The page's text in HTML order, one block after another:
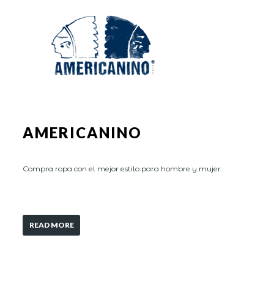
AMERICANINO
Compra ropa con el mejor estilo para hombre y mujer.
READ MORE